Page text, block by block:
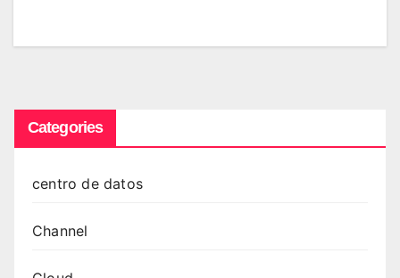
Categories
centro de datos
Channel